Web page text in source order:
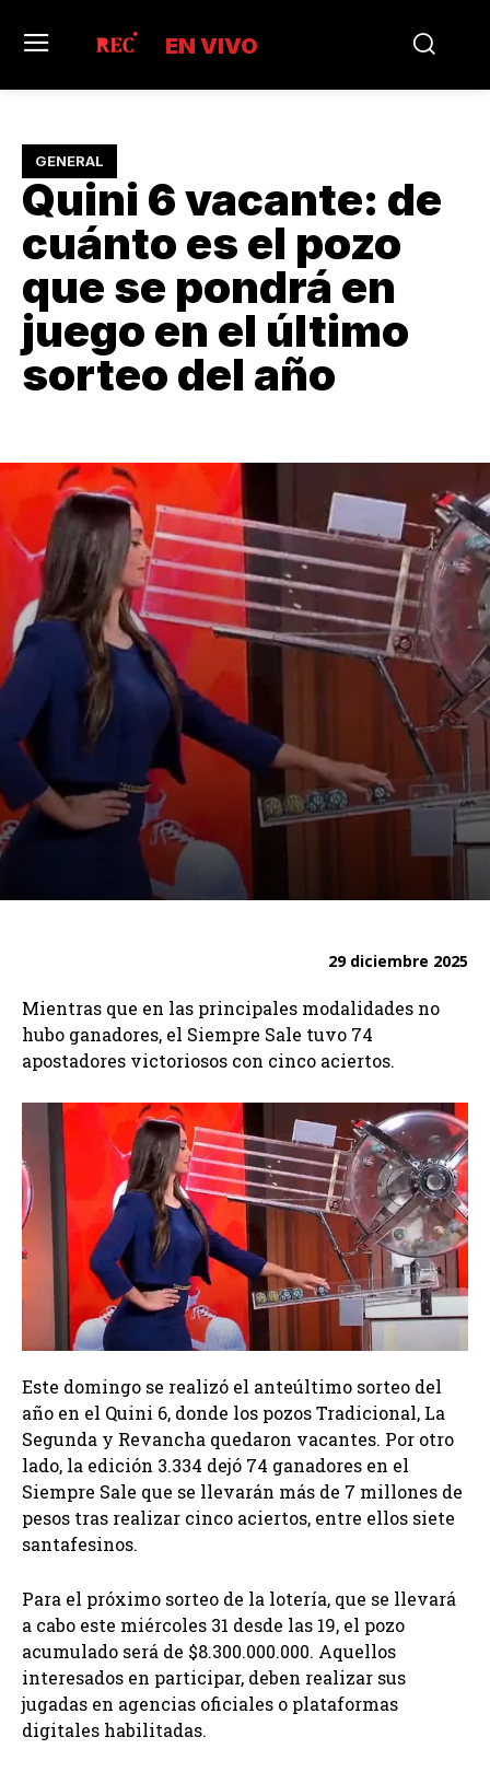
EN VIVO
GENERAL
Quini 6 vacante: de
cuánto es el pozo
que se pondrá en
juego en el último
sorteo del año
29 diciembre 2025
Mientras que en las principales modalidades no
hubo ganadores, el Siempre Sale tuvo 74
apostadores victoriosos con cinco aciertos.
Este domingo se realizó el anteúltimo sorteo del
año en el Quini 6, donde los pozos Tradicional, La
Segunda y Revancha quedaron vacantes. Por otro
lado, la edición 3.334 dejó 74 ganadores en el
Siempre Sale que se llevarán más de 7 millones de
pesos tras realizar cinco aciertos, entre ellos siete
santafesinos.
Para el próximo sorteo de la lotería, que se llevará
a cabo este miércoles 31 desde las 19, el pozo
acumulado será de $8.300.000.000. Aquellos
interesados en participar, deben realizar sus
jugadas en agencias oficiales o plataformas
digitales habilitadas.